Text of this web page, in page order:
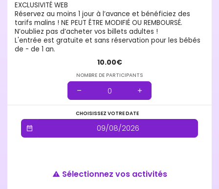
EXCLUSIVITÉ WEB
Réservez au moins 1 jour à l’avance et bénéficiez des
tarifs malins ! NE PEUT ÊTRE MODIFIÉ OU REMBOURSÉ.
N’oubliez pas d’acheter vos billets adultes !
L'entrée est gratuite et sans réservation pour les bébés
de - de 1 an.
10.00€
NOMBRE DE PARTICIPANTS
CHOISISSEZ VOTRE DATE
Sélectionnez vos activités